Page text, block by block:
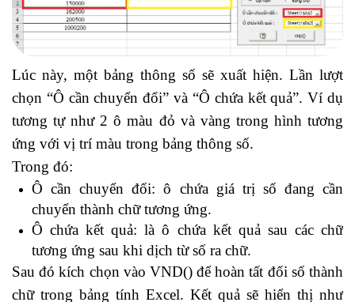
Lúc này, một bảng thông số sẽ xuất hiện. Lần lượt
chọn “Ô cần chuyển đổi” và “Ô chứa kết quả”. Ví dụ
tương tự như 2 ô màu đỏ và vàng trong hình tương
ứng với vị trí màu trong bảng thông số.
Trong đó:
Ô cần chuyển đổi: ô chứa giá trị số đang cần
chuyển thành chữ tương ứng.
Ô chứa kết quả: là ô chứa kết quả sau các chữ
tương ứng sau khi dịch từ số ra chữ.
Sau đó kích chọn vào VND() để hoàn tất đổi số thành
chữ trong bảng tính Excel. Kết quả sẽ hiển thị như